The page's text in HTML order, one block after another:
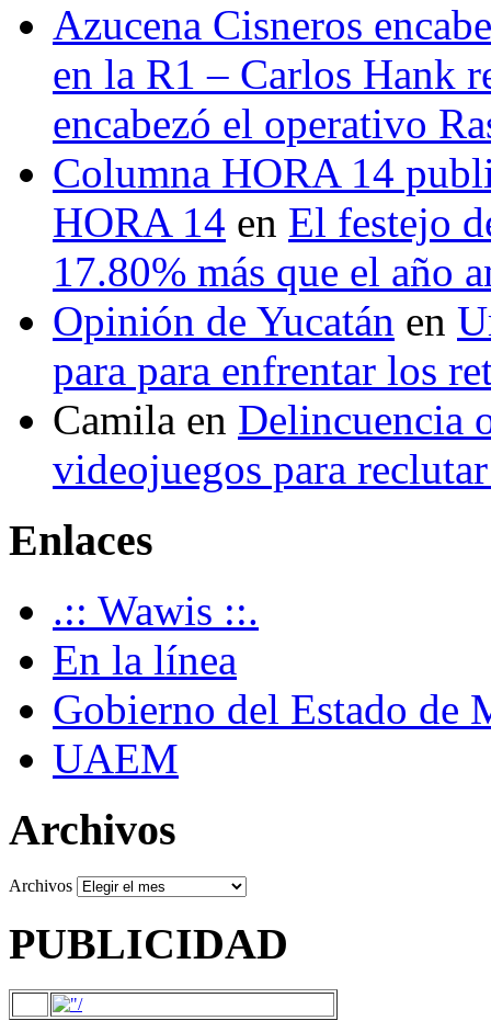
Azucena Cisneros
en la R1 – Carlos Hank
encabezó el operativo
Columna HORA 14
HORA 14 en El festejo
17.80% más que el año
Opinión de Yucatán en
para para enfrentar los
Camila en Delincuencia
videojuegos para
Enlaces
.:: Wawis ::.
En la línea
Gobierno del Estado de
UAEM
Archivos
Archivos
PUBLICIDAD